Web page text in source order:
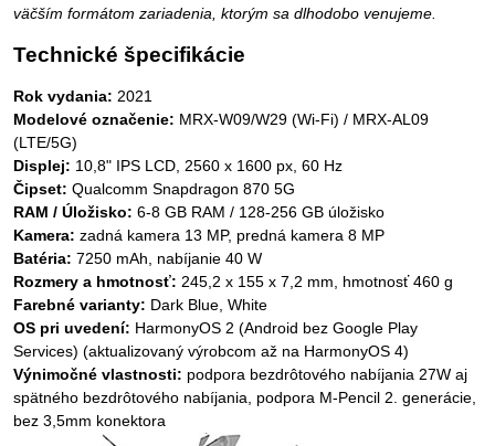
väčším formátom zariadenia, ktorým sa dlhodobo venujeme.
Technické špecifikácie
Rok vydania: 2021
Modelové označenie: MRX-W09/W29 (Wi-Fi) / MRX-AL09
(LTE/5G)
Displej: 10,8" IPS LCD, 2560 x 1600 px, 60 Hz
Čipset: Qualcomm Snapdragon 870 5G
RAM / Úložisko: 6-8 GB RAM / 128-256 GB úložisko
Kamera: zadná kamera 13 MP, predná kamera 8 MP
Batéria: 7250 mAh, nabíjanie 40 W
Rozmery a hmotnosť: 245,2 x 155 x 7,2 mm, hmotnosť 460 g
Farebné varianty: Dark Blue, White
OS pri uvedení: HarmonyOS 2 (Android bez Google Play
Services) (aktualizovaný výrobcom až na HarmonyOS 4)
Výnimočné vlastnosti: podpora bezdrôtového nabíjania 27W aj
spätného bezdrôtového nabíjania, podpora M-Pencil 2. generácie,
bez 3,5mm konektora